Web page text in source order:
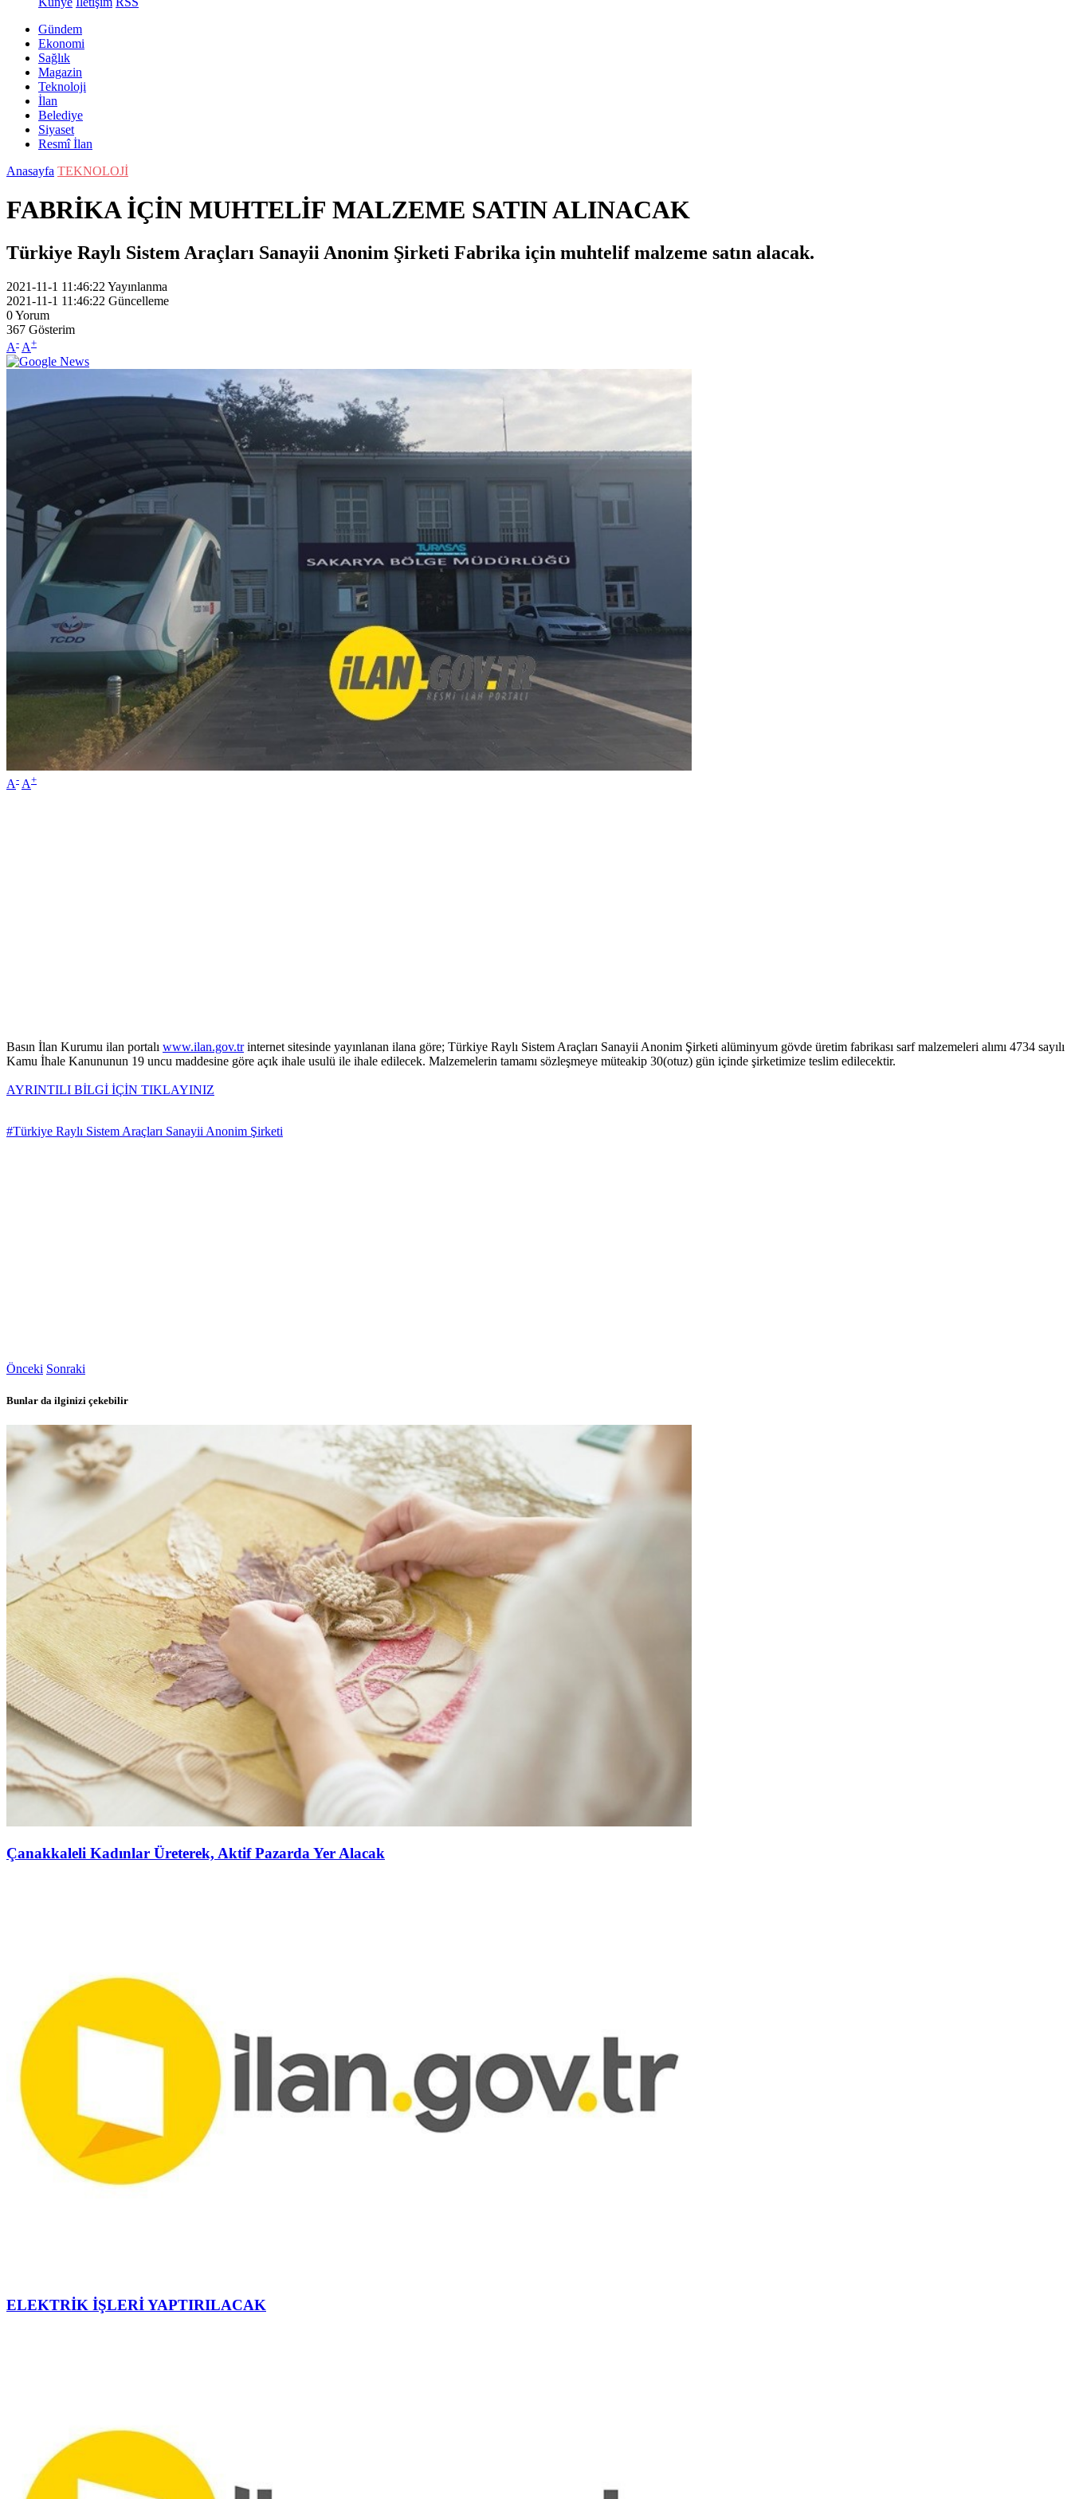
Gündem
Ekonomi
Sağlık
Magazin
Teknoloji
İlan
Belediye
Siyaset
Resmî İlan
Anasayfa TEKNOLOJİ
FABRİKA İÇİN MUHTELİF MALZEME SATIN ALINACAK
Türkiye Raylı Sistem Araçları Sanayii Anonim Şirketi Fabrika için muhtelif malzeme satın alacak.
2021-11-1 11:46:22 Yayınlanma
2021-11-1 11:46:22 Güncelleme
0Yorum
367 Gösterim
A- A+
A- A+
Basın İlan Kurumu ilan portalı www.ilan.gov.trinternet sitesinde yayınlanan ilana göre; Türkiye Raylı Sistem Araçları Sanayii Anonim Şirketi alüminyum gövde üretim fabrikası sarf malzemeleri alımı 4734 sayılı
Kamu İhale Kanununun 19 uncu maddesine göre açık ihale usulü ile ihale edilecek. Malzemelerin tamamı sözleşmeye müteakip 30(otuz) gün içinde şirketimize teslim edilecektir.
AYRINTILI BİLGİ İÇİN TIKLAYINIZ
#Türkiye Raylı Sistem Araçları Sanayii Anonim Şirketi
Önceki Sonraki
Bunlar da ilginizi çekebilir
Çanakkaleli Kadınlar Üreterek, Aktif Pazarda Yer Alacak
ELEKTRİK İŞLERİ YAPTIRILACAK